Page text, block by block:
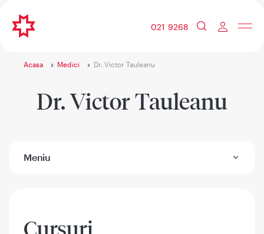
021 9268
Acasa Medici Dr. Victor Tauleanu
Dr. Victor Tauleanu
Meniu